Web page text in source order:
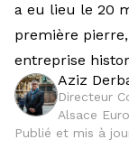
a eu lieu le 20
première
entreprise
Aziz
Directeur
Alsace
Publié et mis à